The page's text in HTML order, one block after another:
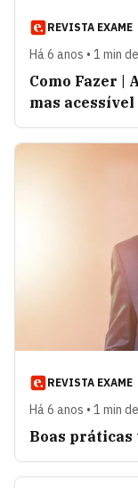
REVISTA EXAME
Há 6 anos • 1 min
Como Fazer |
mas acessível
REVISTA EXAME
Há 6 anos • 1 min
Boas